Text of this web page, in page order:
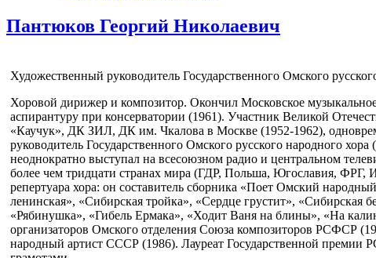
Пантюков Георгий Николаевич
Художественный руководитель Государственного Омского
Хоровой дирижер и композитор. Окончил Московское
аспирантуру при консерватории (1961). Участник Великой
«Каучук», ДК ЗИЛ, ДК им. Чкалова в Москве (1952-1962),
руководитель Государственного Омского русского народного
неоднократно выступал на всесоюзном радио и центральном
более чем тридцати странах мира (ГДР, Польша, Югославия, ФРГ,
репертуара хора: он составитель сборника «Поет Омский
ленинская», «Сибирская тройка», «Сердце грустит», «Сибирская
«Рябинушка», «Гибель Ермака», «Ходит Ваня на блины», «На
организаторов Омского отделения Союза композиторов РСФСР
народный артист СССР (1986). Лауреат Государственной